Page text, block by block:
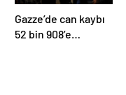
Gazze’de can kaybı
52 bin 908’e
yükseldi